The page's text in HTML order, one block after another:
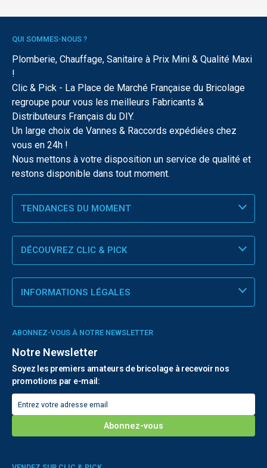
QUI SOMMES-NOUS ?
Plomberie, Chauffage, Sanitaire à Prix Mini & Qualité Maxi
!
Clic & Pick - La Place de Marché Française du Bricolage
regroupe pour vous les meilleurs Fabricants &
Distributeurs Français du DIY.
Un large choix de Vannes & Raccords expédiées chez
vous en 24h !
Nous mettons à votre disposition un service de qualité et
restons disponible dans tout moment.
TENDANCES DU MOMENT
DÉCOUVREZ CLIC & PICK
INFORMATIONS LÉGALES
ABONNEZ-VOUS À NOTRE NEWSLETTER
Notre Newsletter
Soyez les premiers amateurs de bricolage à recevoir nos
promotions par e-mail: